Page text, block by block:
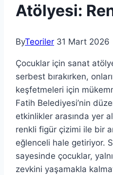
Atölyesi:
ByTeoriler 31 Mart 2026
Çocuklar için sanat
serbest bırakırken,
keşfetmeleri için
Fatih Belediyesi’nin
etkinlikler arasında yer
renkli figür çizimi ile bir
eğlenceli hale getiriyor.
sayesinde çocuklar,
zevkini yaşamakla